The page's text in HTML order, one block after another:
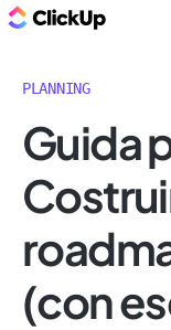
PLANNING
Guida
(con